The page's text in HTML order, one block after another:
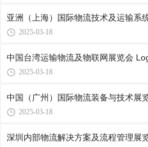
亚洲（上海）国际物流技术及运输系
2025-03-18
中国台湾运输物流及物联网展览会
2025-03-18
中国（广州）国际物流装备与技术展
2025-03-18
深圳内部物流解决方案及流程管理展